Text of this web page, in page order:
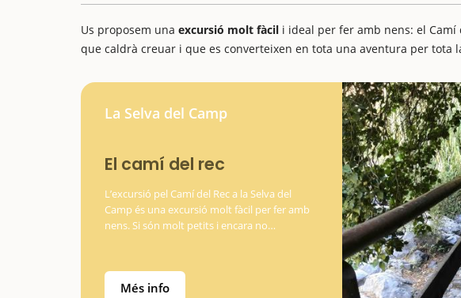
Us proposem una excursió molt fàcil i ideal per fer amb nens: el Camí
que caldrà creuar i que es converteixen en tota una aventura per
La Selva del Camp
El camí del rec
L’excursió pel Camí del Rec a la Selva del
Camp és una excursió molt fàcil per fer amb
nens. Si són molt petits i encara no
Més info